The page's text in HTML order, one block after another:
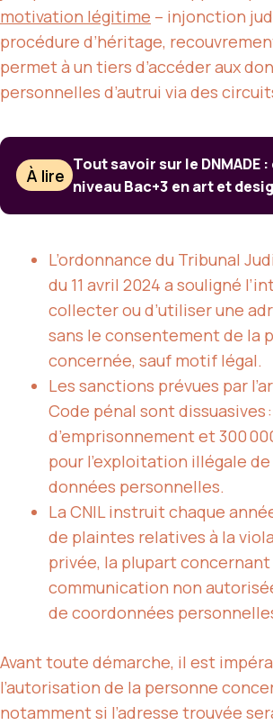
motivation légitime – injonction
procédure d’héritage,
permet à un tiers d’accéder aux
personnelles d’autrui via des
À lire
Tout savoir sur le DNMADE
niveau Bac+3 en art et
L’ordonnance du Tribunal
du 11 avril 2024 a souligné
collecter ou d’utiliser une
sans le consentement de la
concernée, sauf motif légal.
Les sanctions prévues par
Code pénal sont dissuasives
d’emprisonnement et 300
pour l’exploitation illégale
données personnelles.
La CNIL instruit chaque
de plaintes relatives à la
privée, la plupart concernant
communication non
de coordonnées
Avant toute démarche, il est
l’autorisation de la personne
notamment si l’adresse trouvée